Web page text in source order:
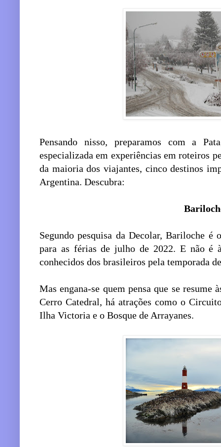
Pensando nisso, preparamos com a
especializada em experiências em roteiros
da maioria dos viajantes, cinco destinos
Argentina. Descubra:
Segundo pesquisa da Decolar, Bariloche
para as férias de julho de 2022. E não é
conhecidos dos brasileiros pela temporada
Mas engana-se quem pensa que se resume
Cerro Catedral, há atrações como o
Ilha Victoria e o Bosque de Arrayanes.